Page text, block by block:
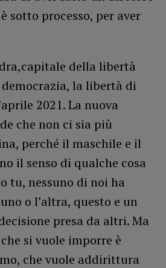
sotto processo, per aver
della libertà
la libertà di
2021. La nuova
che non ci sia più
perché il maschile e il
il senso di qualche cosa
tu, nessuno di noi ha
o l’altra, questo e un
presa da altri. Ma
si vuole imporre è
che vuole addirittura